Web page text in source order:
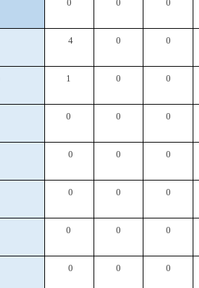
0 0 0
4 0 0
1 0 0
0 0 0
0 0 0
0 0 0
0 0 0
0 0 0